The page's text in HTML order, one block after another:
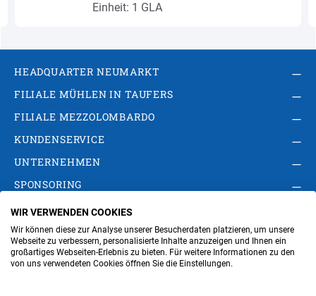
Einheit: 1 GLA
HEADQUARTER NEUMARKT
FILIALE MÜHLEN IN TAUFERS
FILIALE MEZZOLOMBARDO
KUNDENSERVICE
UNTERNEHMEN
SPONSORING
AGB Privacy Policy
Impressum
Cookie-Einstellungen ändern
Verwaltung
WIR VERWENDEN COOKIES
Wir können diese zur Analyse unserer Besucherdaten platzieren, um unsere
Webseite zu verbessern, personalisierte Inhalte anzuzeigen und Ihnen ein
großartiges Webseiten-Erlebnis zu bieten. Für weitere Informationen zu den
von uns verwendeten Cookies öffnen Sie die Einstellungen.